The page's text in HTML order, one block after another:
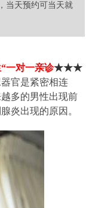
当天预约可当天就
一对一亲诊★★★
官是紧密相连
多的男性出现前
炎出现的原因。